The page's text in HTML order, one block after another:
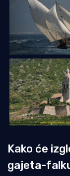
Kako će
gajeta-